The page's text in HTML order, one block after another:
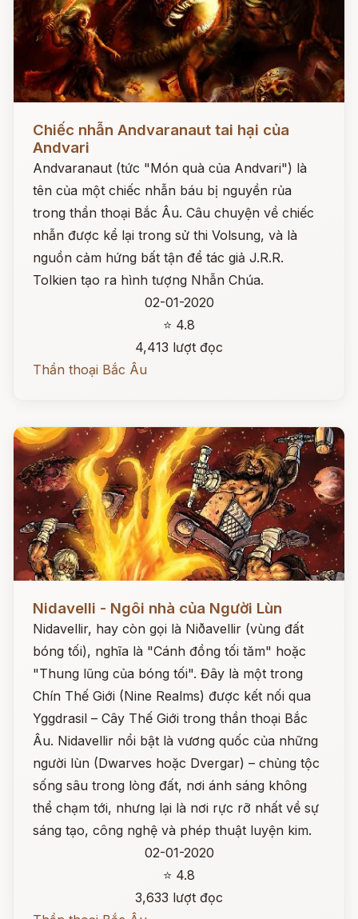
Đọc ngay
Chiếc nhẫn Andvaranaut tai hại của
Andvari
Andvaranaut (tức "Món quà của Andvari") là
tên của một chiếc nhẫn báu bị nguyền rủa
trong thần thoại Bắc Âu. Câu chuyện về chiếc
nhẫn được kể lại trong sử thi Volsung, và là
nguồn cảm hứng bất tận để tác giả J.R.R.
Tolkien tạo ra hình tượng Nhẫn Chúa.
02-01-2020
⭐ 4.8
4,413 lượt đọc
Thần thoại Bắc Âu
Nidavelli - Ngôi nhà của Người Lùn
Nidavellir, hay còn gọi là Niðavellir (vùng đất
bóng tối), nghĩa là "Cánh đồng tối tăm" hoặc
"Thung lũng của bóng tối". Đây là một trong
Chín Thế Giới (Nine Realms) được kết nối qua
Yggdrasil – Cây Thế Giới trong thần thoại Bắc
Âu. Nidavellir nổi bật là vương quốc của những
người lùn (Dwarves hoặc Dvergar) – chủng tộc
sống sâu trong lòng đất, nơi ánh sáng không
thể chạm tới, nhưng lại là nơi rực rỡ nhất về sự
sáng tạo, công nghệ và phép thuật luyện kim.
02-01-2020
⭐ 4.8
3,633 lượt đọc